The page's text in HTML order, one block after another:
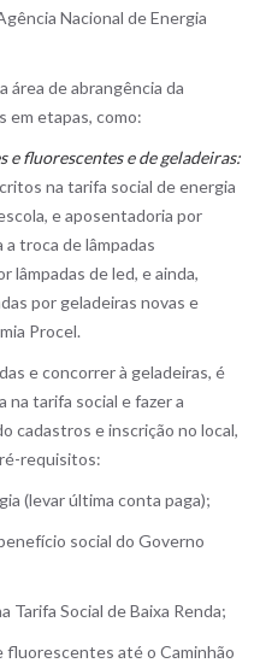
Nacional de Energia
área de abrangência da
em etapas, como:
e fluorescentes e de geladeiras:
na tarifa social de energia
e aposentadoria por
troca de lâmpadas
de led, e ainda,
por geladeiras novas e
Procel.
e concorrer à geladeiras, é
na tarifa social e fazer a
cadastros e inscrição no local,
requisitos:
(levar última conta paga);
social do Governo
Tarifa Social de Baixa Renda;
fluorescentes até o Caminhão